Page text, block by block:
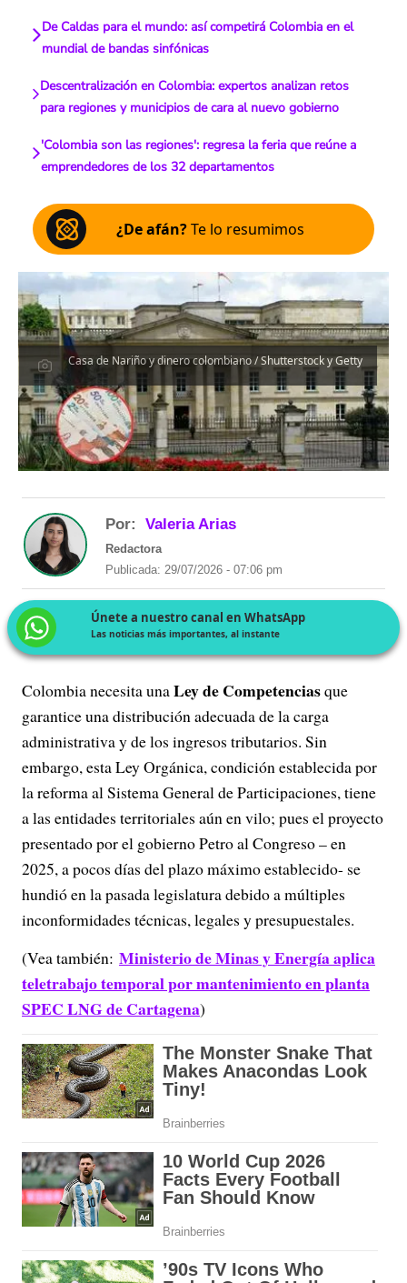
De Caldas para el mundo: así competirá Colombia en el
mundial de bandas sinfónicas
Descentralización en Colombia: expertos analizan retos
para regiones y municipios de cara al nuevo gobierno
'Colombia son las regiones': regresa la feria que reúne a
emprendedores de los 32 departamentos
¿De afán?Te lo resumimos
Casa de Nariño y dinero colombiano / Shutterstock y Getty
Por: Valeria Arias
Redactora
Publicada: 29/07/2026 - 07:06 pm
Únete a nuestro canal en WhatsApp
Las noticias más importantes, al instante
Colombia necesita unaLey de Competenciasque
garantice una distribución adecuada de la carga
administrativa y de los ingresos tributarios. Sin
embargo, esta Ley Orgánica, condición establecida por
la reforma al Sistema General de Participaciones, tiene
a las entidades territoriales aún en vilo; pues el proyecto
presentado por el gobierno Petro al Congreso – en
2025, a pocos días del plazo máximo establecido- se
hundió en la pasada legislatura debido a múltiples
inconformidades técnicas, legales y presupuestales.
(Vea también: Ministerio de Minas y Energía aplica
teletrabajo temporal por mantenimiento en planta
SPEC LNG de Cartagena)